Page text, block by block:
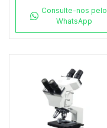
Consulte-nos pelo
WhatsApp